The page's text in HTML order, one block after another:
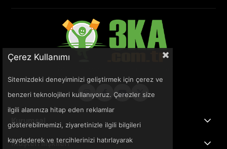
Kurumsal
Müşteri İlişkileri
Çerez Kullanımı
Sitemizdeki deneyiminizi geliştirmek için çerez ve
benzeri teknolojileri kullanıyoruz. Çerezler size
ilgili alanınıza hitap eden reklamlar
gösterebilmemizi, ziyaretinizle ilgili bilgileri
kaydederek ve tercihlerinizi hatırlayarak